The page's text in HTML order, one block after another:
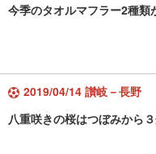
今季のタオルマフラー2種類
2019/04/14 讃岐－長野
八重咲きの桜はつぼみから